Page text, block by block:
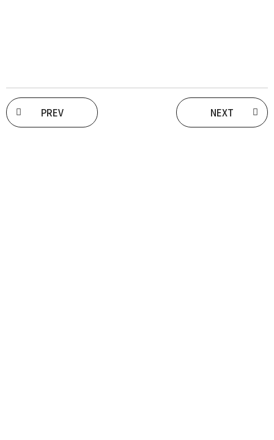
PREV NEXT